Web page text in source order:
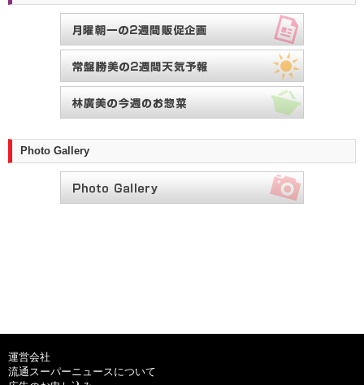
Photo Gallery
運営会社
流通スーパーニュースについて